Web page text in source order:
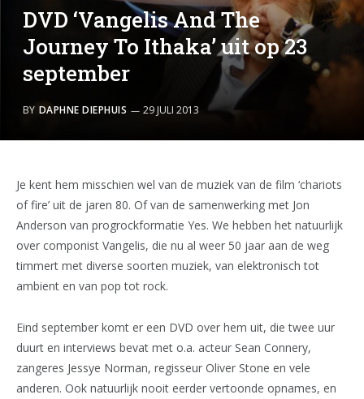
DVD ‘Vangelis And The
Journey To Ithaka’ uit op 23
september
BY DAPHNE DIEPHUIS 29 JULI 2013
Je kent hem misschien wel van de muziek van de film ‘chariots
of fire’ uit de jaren 80. Of van de samenwerking met Jon
Anderson van progrockformatie Yes. We hebben het natuurlijk
over componist Vangelis, die nu al weer 50 jaar aan de weg
timmert met diverse soorten muziek, van elektronisch tot
ambient en van pop tot rock.
Eind september komt er een DVD over hem uit, die twee uur
duurt en interviews bevat met o.a. acteur Sean Connery,
zangeres Jessye Norman, regisseur Oliver Stone en vele
anderen. Ook natuurlijk nooit eerder vertoonde opnames, en